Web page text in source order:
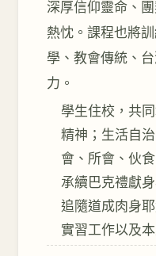
深厚信仰靈命、
熱忱。課程也將
學、教會傳統、
力。
學生住校，共
精神；生活自
會、所會、伙
承續巴克禮獻
追隨道成肉身
實習工作以及本